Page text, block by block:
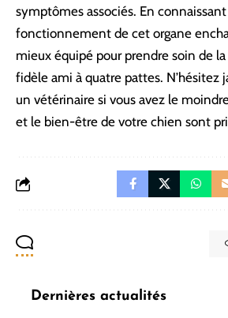
symptômes associés. En
fonctionnement de cet organe
mieux équipé pour prendre soin de
fidèle ami à quatre pattes. N’hésitez
un vétérinaire si vous avez le
et le bien-être de votre chien sont
Dernières actualités